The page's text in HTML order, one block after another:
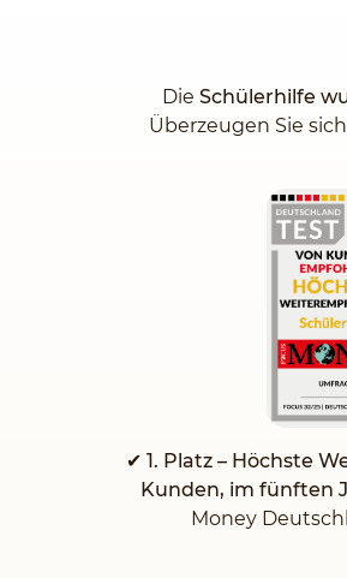
Die Schülerhilfe
Überzeugen Sie
✔ 1. Platz – Höchste
Kunden, im fünften
Money